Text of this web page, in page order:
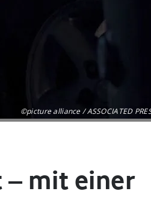
©picture alliance / ASSOCIATED
– mit einer